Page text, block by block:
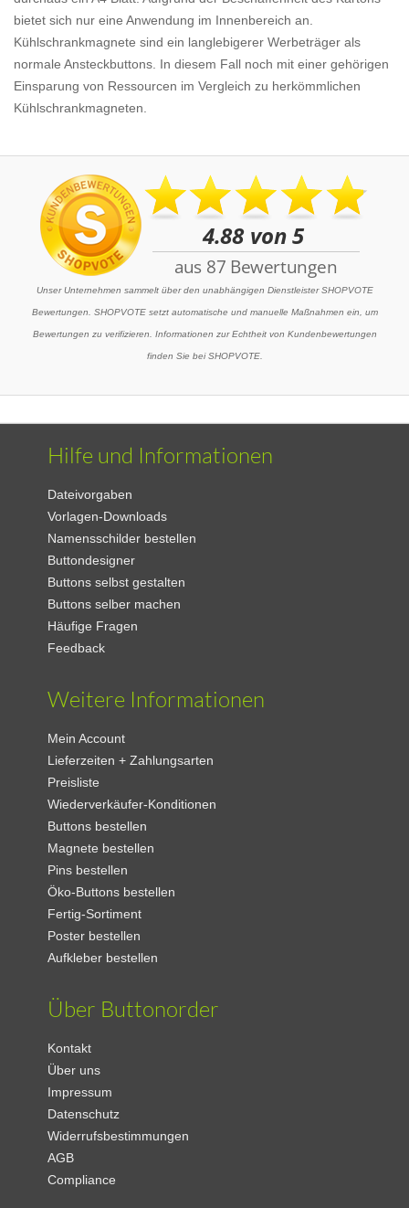
bietet sich nur eine Anwendung im Innenbereich an.
Kühlschrankmagnete sind ein langlebigerer Werbeträger als
normale Ansteckbuttons. In diesem Fall noch mit einer gehörigen
Einsparung von Ressourcen im Vergleich zu herkömmlichen
Kühlschrankmagneten.
Unser Unternehmen sammelt über den unabhängigen Dienstleister SHOPVOTE
Bewertungen. SHOPVOTE setzt automatische und manuelle Maßnahmen ein, um
Bewertungen zu verifizieren. Informationen zur Echtheit von Kundenbewertungen
finden Sie bei SHOPVOTE.
Hilfe und Informationen
Dateivorgaben
Vorlagen-Downloads
Namensschilder bestellen
Buttondesigner
Buttons selbst gestalten
Buttons selber machen
Häufige Fragen
Feedback
Weitere Informationen
Mein Account
Lieferzeiten + Zahlungsarten
Preisliste
Wiederverkäufer-Konditionen
Buttons bestellen
Magnete bestellen
Pins bestellen
Öko-Buttons bestellen
Fertig-Sortiment
Poster bestellen
Aufkleber bestellen
Über Buttonorder
Kontakt
Über uns
Impressum
Datenschutz
Widerrufsbestimmungen
AGB
Compliance